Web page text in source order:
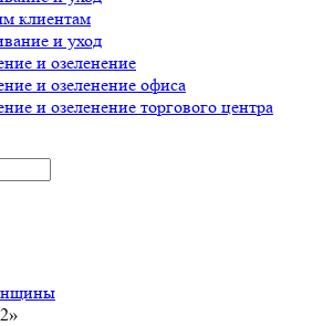
клиентам
и уход
и озеленение
и озеленение офиса
и озеленение торгового центра